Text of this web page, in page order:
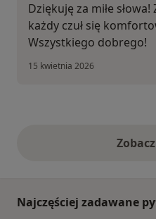
Dziękuję za miłe
każdy czuł się
Wszystkiego dobrego!
15 kwietnia 2026
Najczęściej zadawane